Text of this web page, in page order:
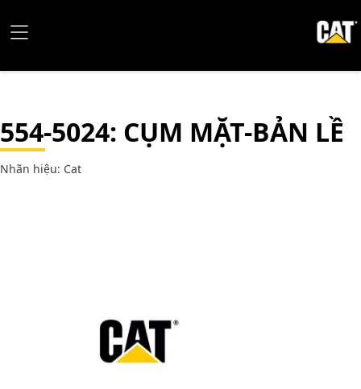
554-5024: CỤM MẶT-BẢN LỀ
Nhãn hiệu: Cat